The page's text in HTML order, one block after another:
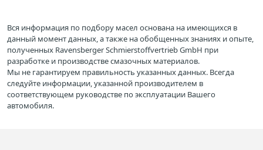
Вся информация по подбору масел основана на имеющихся в
данный момент данных, а также на обобщенных знаниях и опыте,
полученных Ravensberger Schmierstoffvertrieb GmbH при
разработке и производстве смазочных материалов.
Мы не гарантируем правильность указанных данных. Всегда
следуйте информации, указанной производителем в
соответствующем руководстве по эксплуатации Вашего
автомобиля.